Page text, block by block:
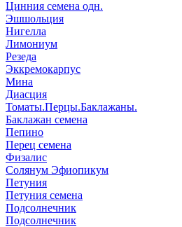
Цинния семена одн.
Эшшольция
Нигелла
Лимониум
Резеда
Эккремокарпус
Мина
Диасция
Томаты.Перцы.Баклажаны.
Баклажан семена
Пепино
Перец семена
Физалис
Солянум Эфиопикум
Петуния
Петуния семена
Подсолнечник
Подсолнечник